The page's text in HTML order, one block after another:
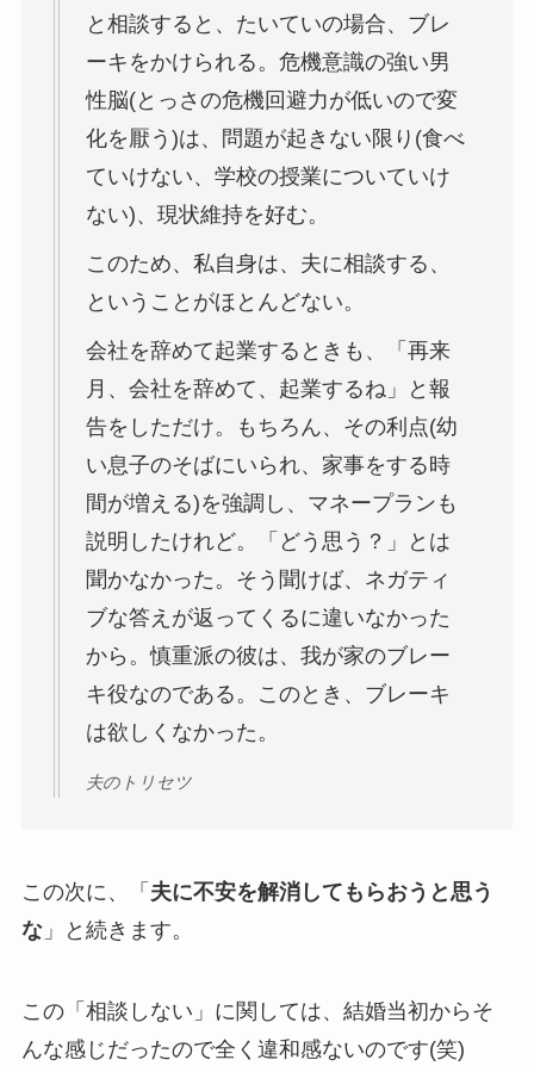
と相談すると、たいていの場合、ブレ
ーキをかけられる。危機意識の強い男
性脳(とっさの危機回避力が低いので変
化を厭う)は、問題が起きない限り(食べ
ていけない、学校の授業についていけ
ない)、現状維持を好む。
このため、私自身は、夫に相談する、
ということがほとんどない。
会社を辞めて起業するときも、「再来
月、会社を辞めて、起業するね」と報
告をしただけ。もちろん、その利点(幼
い息子のそばにいられ、家事をする時
間が増える)を強調し、マネープランも
説明したけれど。「どう思う？」とは
聞かなかった。そう聞けば、ネガティ
ブな答えが返ってくるに違いなかった
から。慎重派の彼は、我が家のブレー
キ役なのである。このとき、ブレーキ
は欲しくなかった。
夫のトリセツ
この次に、「 夫に不安を解消してもらおうと思う
な」と続きます。
この「相談しない」に関しては、結婚当初からそ
んな感じだったので全く違和感ないのです(笑)